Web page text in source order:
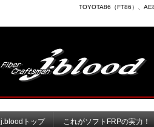
TOYOTA86（FT86）、
j.bloodトップ これがソフトFRPの実力！